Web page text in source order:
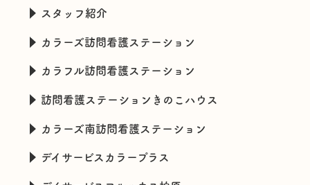
スタッフ紹介
カラーズ訪問看護ステーション
カラフル訪問看護ステーション
訪問看護ステーションきのこハウス
カラーズ南訪問看護ステーション
デイサービスカラープラス